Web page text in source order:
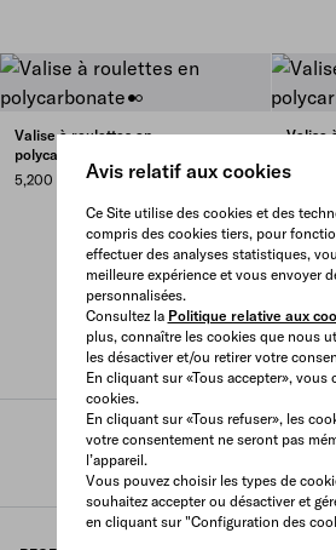
Avis relatif aux cookies
Ce Site utilise des cookies et des
compris des cookies tiers, pour
effectuer des analyses statistiques,
meilleure expérience et vous envoyer
personnalisées.
Consultez la Politique relative aux
plus, connaître les cookies que nous
les désactiver et/ou retirer votre
En cliquant sur «Tous accepter», vous
cookies.
En cliquant sur «Tous refuser», les
votre consentement ne seront pas
l’appareil.
Vous pouvez choisir les types de
souhaitez accepter ou désactiver et
en cliquant sur "Configuration des
Valise à roulettes en
polycarbonate
5,200 CAD
Valise
5,200
Prada / Femme /
Bagage a main et bagage